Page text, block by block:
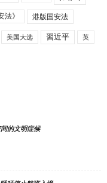
法》 港版国安法
美国大选 習近平 英
的文明症候